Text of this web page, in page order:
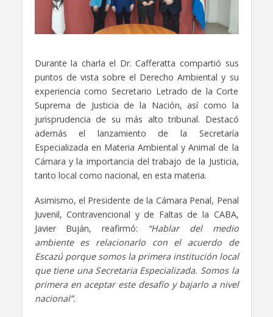
Durante la charla el Dr. Cafferatta compartió sus
puntos de vista sobre el Derecho Ambiental y su
experiencia como Secretario Letrado de la Corte
Suprema de Justicia de la Nación, así como la
jurisprudencia de su más alto tribunal. Destacó
además el lanzamiento de la Secretaría
Especializada en Materia Ambiental y Animal de la
Cámara y la importancia del trabajo de la Justicia,
tanto local como nacional, en esta materia.
Asimismo, el Presidente de la Cámara Penal, Penal
Juvenil, Contravencional y de Faltas de la CABA,
Javier Buján, reafirmó:
“Hablar del medio
ambiente es relacionarlo con el acuerdo de
Escazú porque somos la primera institución local
que tiene una Secretaria Especializada. Somos la
primera en aceptar este desafío y bajarlo a nivel
nacional”.